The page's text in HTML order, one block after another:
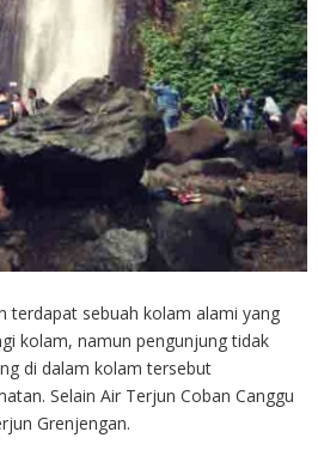
terdapat sebuah kolam alami yang
kolam, namun pengunjung tidak
di dalam kolam tersebut
Selain Air Terjun Coban Canggu
Grenjengan.